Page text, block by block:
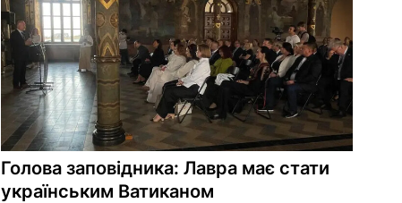
Голова заповідника: Лавра має стати
українським Ватиканом